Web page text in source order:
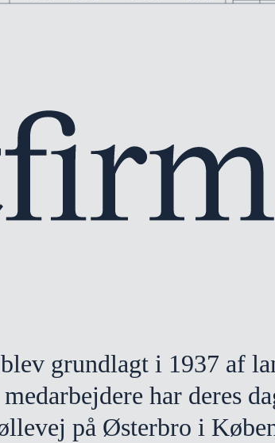
grundlagt i 1937 af
har deres
på Østerbro i